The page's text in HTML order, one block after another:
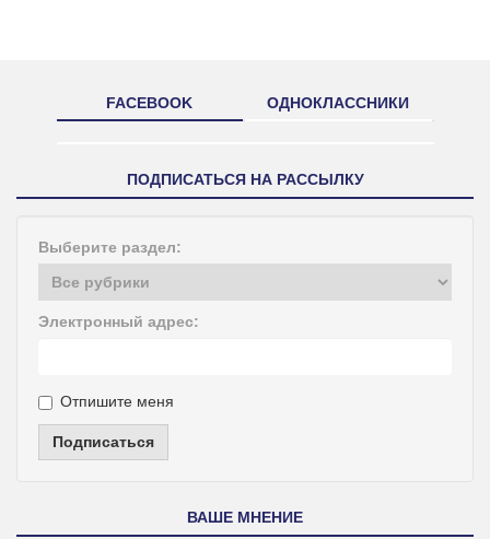
FACEBOOK ОДНОКЛАССНИКИ
ПОДПИСАТЬСЯ НА РАССЫЛКУ
Выберите раздел:
Электронный адрес:
Отпишите меня
Подписаться
ВАШЕ МНЕНИЕ